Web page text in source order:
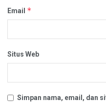
Email *
Situs Web
Simpan nama, email, dan